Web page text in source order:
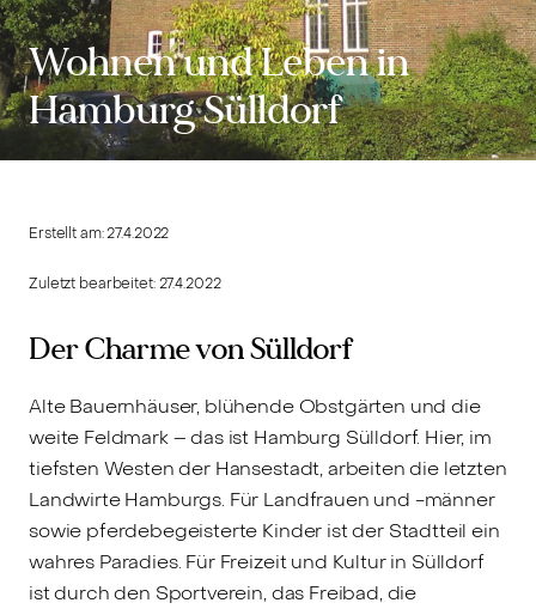
Wohnen und Leben in
Hamburg Sülldorf
Erstellt am:27.4.2022
Zuletzt bearbeitet:27.4.2022
Der Charme von Sülldorf
Alte Bauernhäuser, blühende Obstgärten und die
weite Feldmark – das ist Hamburg Sülldorf. Hier, im
tiefsten Westen der Hansestadt, arbeiten die letzten
Landwirte Hamburgs. Für Landfrauen und -männer
sowie pferdebegeisterte Kinder ist der Stadtteil ein
wahres Paradies. Für Freizeit und Kultur in Sülldorf
ist durch den Sportverein, das Freibad, die